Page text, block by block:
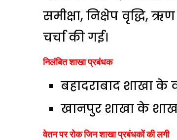
समीक्षा, निक्षेप वृद्धि,
चर्चा की गई।
निलंबित शाखा प्रबंधक
बहादराबाद शाखा के
खानपुर शाखा के
वेतन पर रोक जिन शाखा प्रबंधकों की लगी